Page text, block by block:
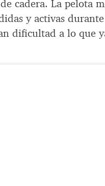
cadera. La pelota
y activas
dificultad a lo que